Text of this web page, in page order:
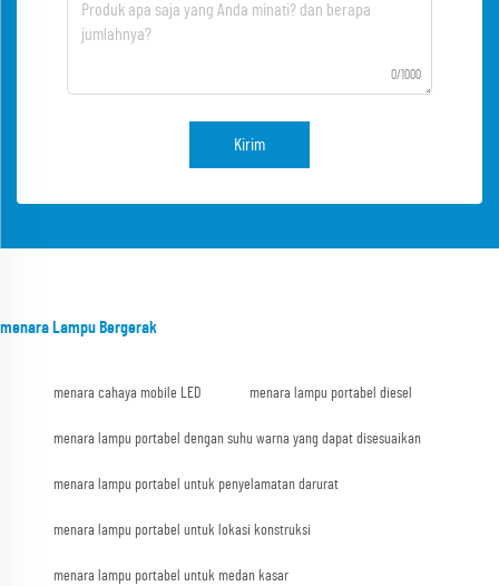
0/1000
Kirim
menara Lampu Bergerak
menara cahaya mobile LED menara lampu portabel diesel
menara lampu portabel dengan suhu warna yang dapat disesuaikan
menara lampu portabel untuk penyelamatan darurat
menara lampu portabel untuk lokasi konstruksi
menara lampu portabel untuk medan kasar